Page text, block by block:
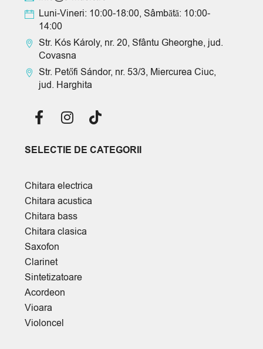
Luni-Vineri: 10:00-18:00, Sâmbătă: 10:00-
14:00
Str. Kós Károly, nr. 20, Sfântu Gheorghe, jud.
Covasna
Str. Petőfi Sándor, nr. 53/3, Miercurea Ciuc,
jud. Harghita
SELECTIE DE CATEGORII
Chitara electrica
Chitara acustica
Chitara bass
Chitara clasica
Saxofon
Clarinet
Sintetizatoare
Acordeon
Vioara
Violoncel